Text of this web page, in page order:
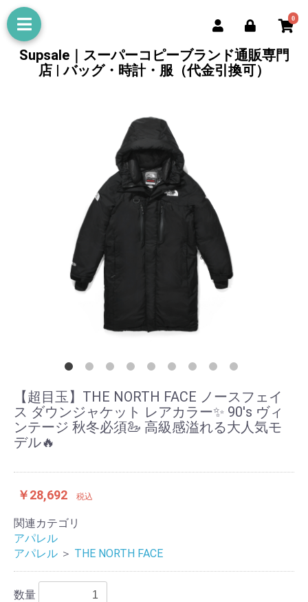
0
Supsale｜スーパーコピーブランド通販専門
店 | バッグ・時計・服（代金引換可）
【超目玉】THE NORTH FACE ノースフェイ
ス ダウンジャケット レアカラー✨ 90's ヴィ
ンテージ 秋冬必須🦢 高級感溢れる大人気モ
デル🔥
￥28,692 税込
関連カテゴリ
アパレル
アパレル ＞ THE NORTH FACE
数量